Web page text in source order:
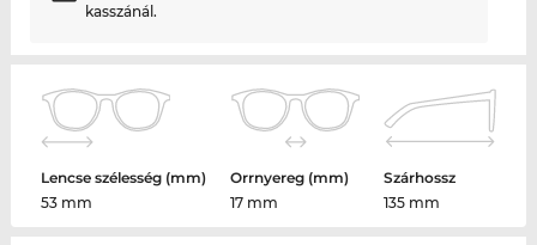
kasszánál.
Lencse szélesség (mm)
53 mm
Orrnyereg (mm)
17 mm
Szárhossz
135 mm